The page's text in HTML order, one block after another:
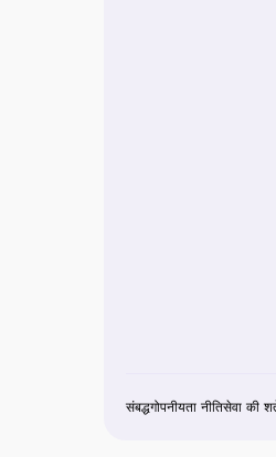
संबद्धगोपनीयता नीतिसेवा की